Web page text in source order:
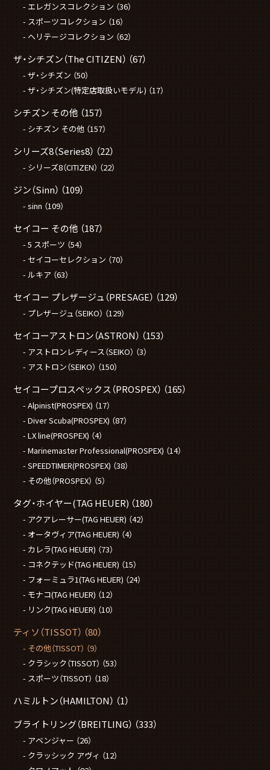
エレガンスコレクション （36）
スポーツコレクション （16）
ヘリテージコレクション （62）
ザ・シチズン（The CITIZEN） （67）
ザ・シチズン （50）
ザ・シチズン(特定店取扱いモデル) （17）
シチズン その他 （157）
シチズン その他 （157）
シリーズ8（Series8） （22）
シリーズ8（CITIZEN） （22）
ジン（Sinn） （109）
sinn （109）
セイコー その他 （187）
5 スポーツ （54）
セイコーセレクション （70）
ルキア （63）
セイコー プレザージュ（PRESAGE） （129）
プレザージュ（SEIKO） （129）
セイコーアストロン（ASTRON） （153）
アストロンレディース（SEIKO） （3）
アストロン（SEIKO） （150）
セイコープロスペックス（PROSPEX） （165）
Alpinist(PROSPEX) （17）
Diver Scuba(PROSPEX) （87）
LX line(PROSPEX) （4）
Marinemaster Professional(PROSPEX) （14）
SPEEDTIMER(PROSPEX) （38）
その他（PROSPEX） （5）
タグ・ホイヤー(TAG HEUER) （180）
アクアレーサー(TAG HEUER) （42）
オータヴィア(TAG HEUER) （4）
カレラ(TAG HEUER) （73）
コネクテッド(TAG HEUER) （15）
フォーミュラ1(TAG HEUER) （24）
モナコ(TAG HEUER) （12）
リンク(TAG HEUER) （10）
ティソ（TISSOT） （80）
その他（TISSOT） （9）
クラシック（TISSOT） （53）
スポーツ（TISSOT） （18）
ハミルトン（HAMILTON） （1）
ブライトリング（BREITLING） （333）
アベンジャー （26）
クラッシック アヴィ （12）